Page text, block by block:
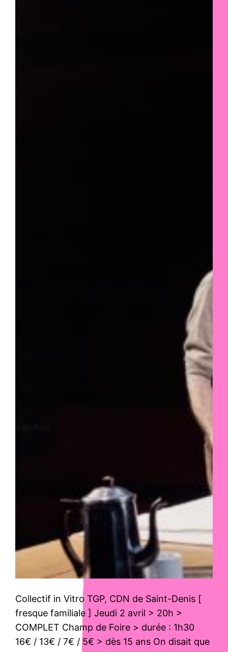
Collectif in Vitro TGP, CDN de Saint-Denis [
fresque familiale ] Jeudi 2 avril > 20h >
COMPLET Champ de Foire > durée : 1h30
16€ / 13€ / 7€ / 5€ > dès 15 ans On disait que